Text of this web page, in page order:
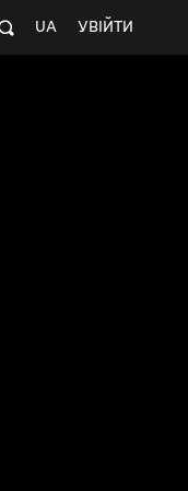
УВІЙТИ
UA